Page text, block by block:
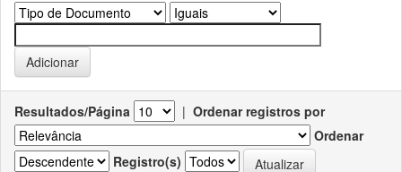
Resultados/Página | Ordenar registros por
Ordenar
Registro(s)